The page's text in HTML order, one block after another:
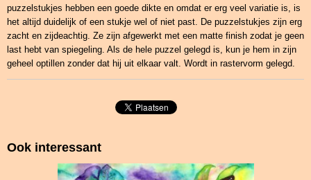
puzzelstukjes hebben een goede dikte en omdat er erg veel variatie is, is
het altijd duidelijk of een stukje wel of niet past. De puzzelstukjes zijn erg
zacht en zijdeachtig. Ze zijn afgewerkt met een matte finish zodat je geen
last hebt van spiegeling. Als de hele puzzel gelegd is, kun je hem in zijn
geheel optillen zonder dat hij uit elkaar valt. Wordt in rastervorm gelegd.
Ook interessant